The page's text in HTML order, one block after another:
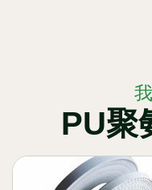
PU聚